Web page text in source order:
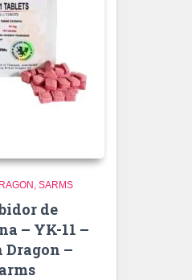
SARMS
de
– YK-11 –
–